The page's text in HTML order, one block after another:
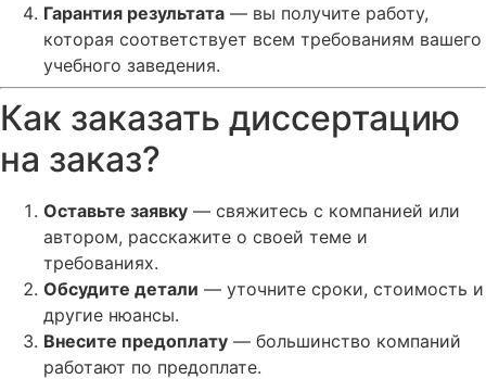
Гарантия результата — вы получите работу,
которая соответствует всем требованиям вашего
учебного заведения.
Как заказать диссертацию
на заказ?
Оставьте заявку — свяжитесь с компанией или
автором, расскажите о своей теме и
требованиях.
Обсудите детали — уточните сроки, стоимость и
другие нюансы.
Внесите предоплату — большинство компаний
работают по предоплате.